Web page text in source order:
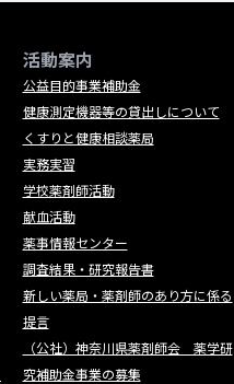
活動案内
公益目的事業補助金
健康測定機器等の貸出しについて
くすりと健康相談薬局
実務実習
学校薬剤師活動
献血活動
薬事情報センター
調査結果・研究報告書
新しい薬局・薬剤師のあり方に係る
提言
（公社）神奈川県薬剤師会 薬学研
究補助金事業の募集